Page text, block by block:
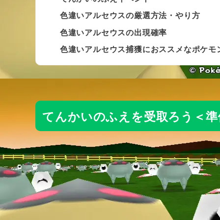
色違いアルセウスの厳選方法・やり方
色違いアルセウスの出現確率
色違いアルセウス捕獲におススメなポケモ
てんかいのふえを受取ろう＜